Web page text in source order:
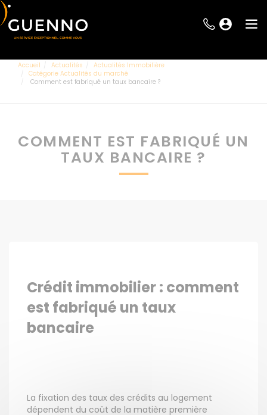
Accueil Actualités
Actualités Immobilière
Catégorie Actualités du marché
Comment est fabriqué un taux bancaire ?
COMMENT EST FABRIQUÉ UN
TAUX BANCAIRE ?
Crédit immobilier : comment
est fabriqué un taux
bancaire
La fixation des taux des crédits au logement
dépendent du coût de la matière première